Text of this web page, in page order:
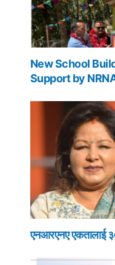
New School
Support by
एनआरएनए एकतालाई